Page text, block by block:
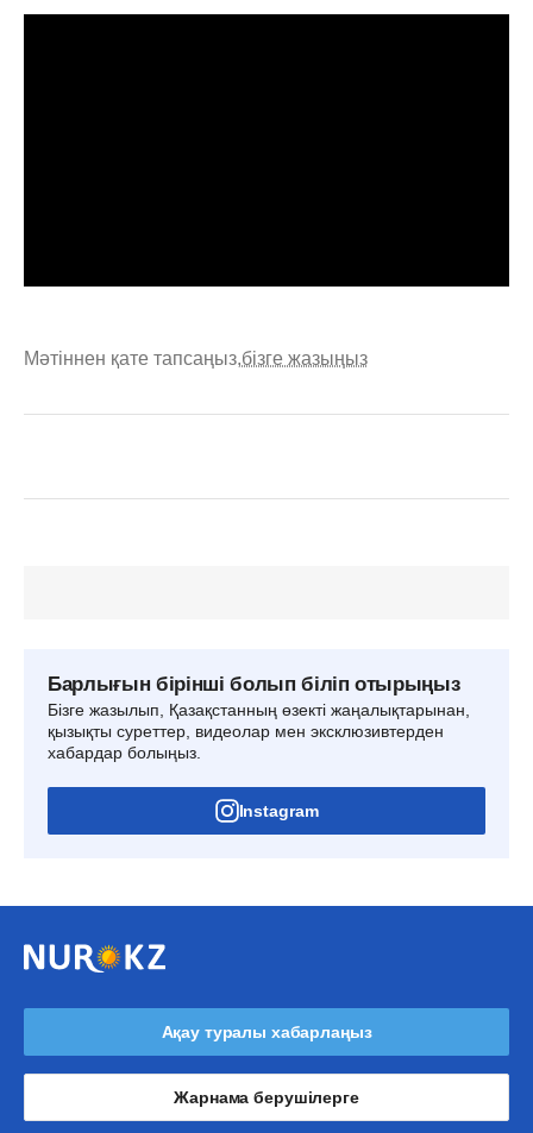
Мәтіннен қате тапсаңыз,бізге жазыңыз
Барлығын бірінші болып біліп отырыңыз
Бізге жазылып, Қазақстанның өзекті жаңалықтарынан,
қызықты суреттер, видеолар мен эксклюзивтерден
хабардар болыңыз.
Instagram
Ақау туралы хабарлаңыз
Жарнама берушілерге